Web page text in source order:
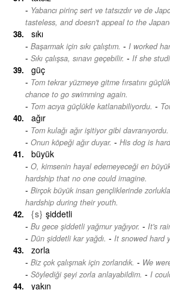
Yabancı pirinç sert ve tatsızdır ve de
tasteless, and doesn't appeal to the
sıkı
Başarmak için sıkı çalıştım. - I worked
Sıkı çalışsa, sınavı geçebilir. - If she
güç
Tom tekrar yüzmeye gitme fırsatını
chance to go swimming again.
Tom acıya güçlükle katlanabiliyordu. -
ağır
Tom kulağı ağır işitiyor gibi davranıyordu.
Onun köpeği ağır duyar. - His dog is
büyük
O, kimsenin hayal edemeyeceği en büyük
hardship that no one could imagine.
Birçok büyük insan gençliklerinde
hardship during their youth.
{s} şiddetli
Bu gece şiddetli yağmur yağıyor. - It's
Dün şiddetli kar yağdı. - It snowed hard
zorla
Biz çok çalışmak için zorlandık. - We
Söylediği şeyi zorla anlayabildim. - I
yakın